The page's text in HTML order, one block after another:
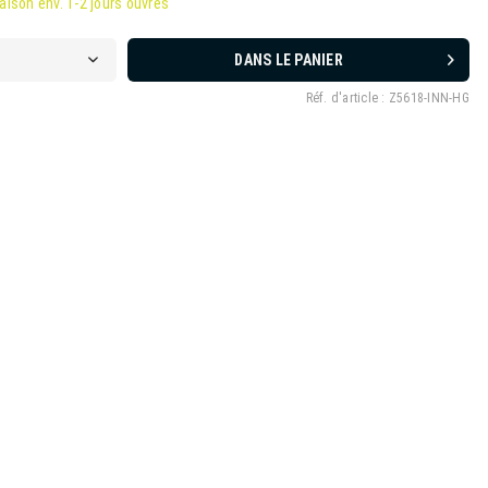
DANS LE PANIER
Réf. d'article : Z5618-INN-HG